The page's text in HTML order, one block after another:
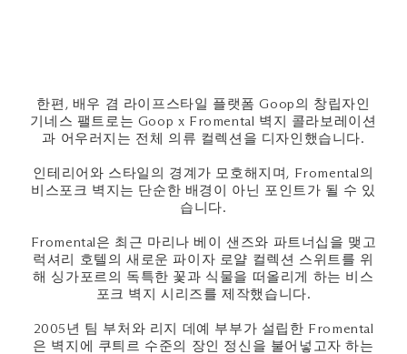
한편, 배우 겸 라이프스타일 플랫폼 Goop의 창립자인
기네스 팰트로는 Goop x Fromental 벽지 콜라보레이션
과 어우러지는 전체 의류 컬렉션을 디자인했습니다.
인테리어와 스타일의 경계가 모호해지며, Fromental의
비스포크 벽지는 단순한 배경이 아닌 포인트가 될 수 있
습니다.
Fromental은 최근 마리나 베이 샌즈와 파트너십을 맺고
럭셔리 호텔의 새로운 파이자 로얄 컬렉션 스위트를 위
해 싱가포르의 독특한 꽃과 식물을 떠올리게 하는 비스
포크 벽지 시리즈를 제작했습니다.
2005년 팀 부처와 리지 데예 부부가 설립한 Fromental
은 벽지에 쿠틔르 수준의 장인 정신을 불어넣고자 하는